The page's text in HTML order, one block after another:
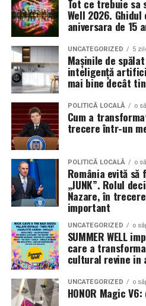
Contact:
Sursă foto: Antreprenoare.ro
decât memorabilă.
Această ediție se poziționează
într-un cadru atent construit,
și interacțiunea cu publicul
experienței.
Detalii
Data și ora:Sâmbătă, 7
Locația:
450 RON /
(show live și meniu
Pentru rezervări și informații:
165
Romanita Events continuă
importantă a momentelor
combinând experiența
a transforma fiecare
sunt apreciate si discutate.
aceasta categorie de
masina este perceputa ca
Ce inseamna o masina
Pregatirea unei masini pentru
presupune mai mult decat un
lucioasa. Proprietarii investesc
alinierea rotilor, raportul dintre
inaltimea masinii si coerenta
element trebuie sa se
crea o imagine unitara.
Anvelopele influenteaza direct
latimea si aspectul flancului
in care masina sta pe roti. O
accentua liniile caroseriei si
echilibrat, in timp ce o alegere
proportiile, chiar daca restul
Tot ce trebuie sa
Well 2026.
aniversara de 15
UNCATEGORIZED 5
Mașinile de
inteligență
mai bine decât
POLITICĂ LOCALĂ o
Cum a
trecere într-un
POLITICĂ LOCALĂ o
România evită
„JUNK”. Rolul
Nazare, în
important
UNCATEGORIZED o
SUMMER WELL
care a
cultural revine in
UNCATEGORIZED o
HONOR Magic